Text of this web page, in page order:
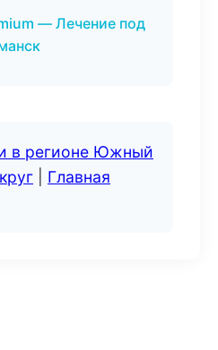
— Лечение под
в регионе Южный
Главная